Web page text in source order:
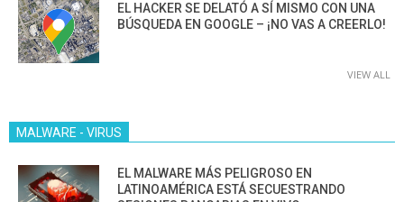
EL HACKER SE DELATÓ A SÍ MISMO CON UNA
BÚSQUEDA EN GOOGLE – ¡NO VAS A CREERLO!
VIEW ALL
MALWARE - VIRUS
EL MALWARE MÁS PELIGROSO EN
LATINOAMÉRICA ESTÁ SECUESTRANDO